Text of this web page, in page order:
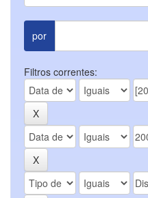
por
Filtros correntes: